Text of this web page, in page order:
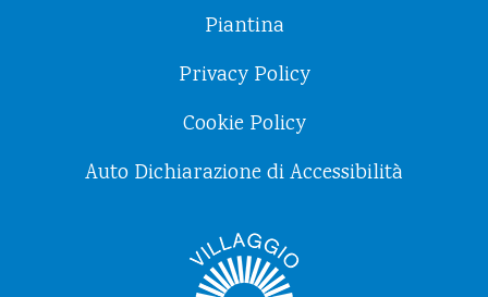
Piantina
Privacy Policy
Cookie Policy
Auto Dichiarazione di Accessibilità